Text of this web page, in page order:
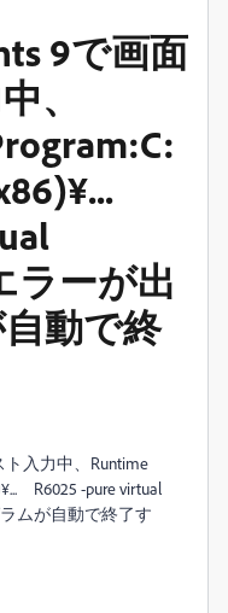
9で画面
、
ラーが出
動で終
ト入力中、Runtime
R6025 -pure virtual
ムが自動で終了す